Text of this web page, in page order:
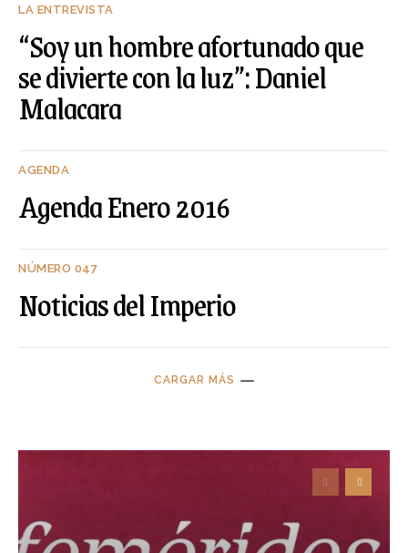
LA ENTREVISTA
“Soy un hombre afortunado que
se divierte con la luz”: Daniel
Malacara
AGENDA
Agenda Enero 2016
NÚMERO 047
Noticias del Imperio
CARGAR MÁS